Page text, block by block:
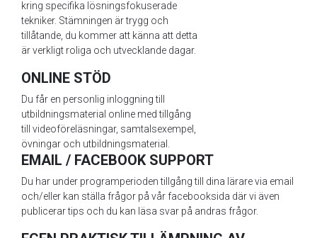
kring specifika lösningsfokuserade
tekniker. Stämningen är trygg och
tillåtande, du kommer att känna att detta
är verkligt roliga och utvecklande dagar.
ONLINE STÖD
Du får en personlig inloggning till
utbildningsmaterial online med tillgång
till videoföreläsningar, samtalsexempel,
övningar och utbildningsmaterial.
EMAIL / FACEBOOK SUPPORT
Du har under programperioden tillgång till dina lärare via email
och/eller kan ställa frågor på vår facebooksida där vi även
publicerar tips och du kan läsa svar på andras frågor.